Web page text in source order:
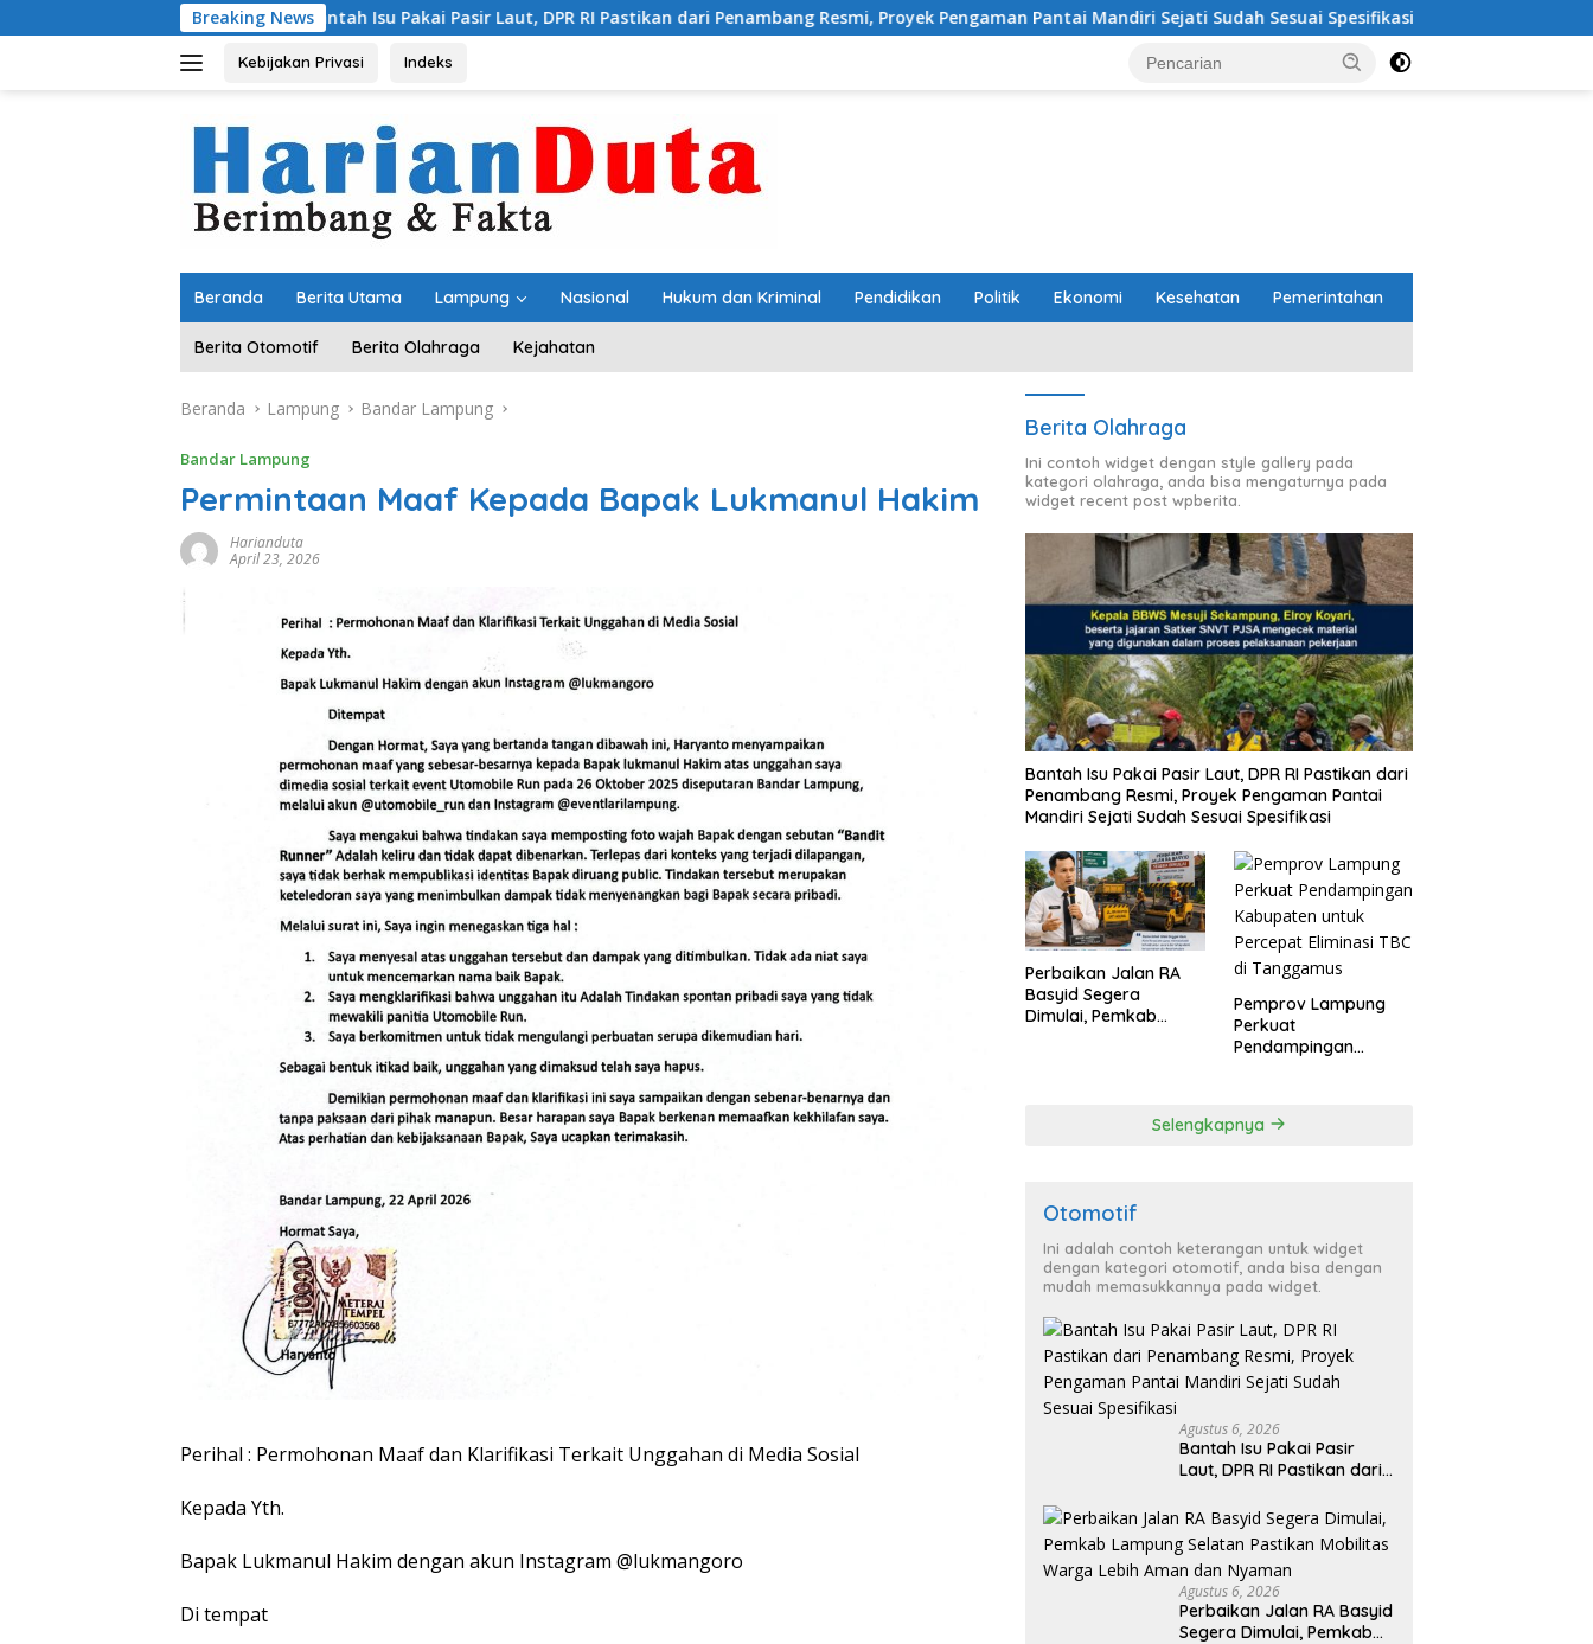
ke
Breaking News
Bantah Isu Pakai Pasir Laut, DPR RI Pastikan dari Penambang Resmi, Proyek Pengaman Pantai Mandiri Sejati Sudah Sesuai Spesifikasi Perbaikan Jalan RA Basyid
Kebijakan Privasi Indeks
Beranda Berita Utama Lampung Nasional Hukum dan Kriminal Pendidikan Politik Ekonomi Kesehatan Pemerintahan
Berita Otomotif Berita Olahraga Kejahatan
Beranda Lampung Bandar Lampung
Bandar Lampung
Permintaan Maaf Kepada Bapak Lukmanul Hakim
Harianduta
April 23, 2026
Perihal : Permohonan Maaf dan Klarifikasi Terkait Unggahan di Media Sosial
Kepada Yth.
Bapak Lukmanul Hakim dengan akun Instagram @lukmangoro
Di tempat
Berita Olahraga
Ini contoh widget dengan style gallery pada
kategori olahraga, anda bisa mengaturnya pada
widget recent post wpberita.
Bantah Isu Pakai Pasir Laut, DPR RI Pastikan dari
Penambang Resmi, Proyek Pengaman Pantai
Mandiri Sejati Sudah Sesuai Spesifikasi
Perbaikan Jalan RA
Basyid Segera
Dimulai, Pemkab
Pemprov Lampung
Perkuat
Pendampingan
Selengkapnya
Otomotif
Ini adalah contoh keterangan untuk widget
dengan kategori otomotif, anda bisa dengan
mudah memasukkannya pada widget.
Agustus 6, 2026
Bantah Isu Pakai Pasir
Laut, DPR RI Pastikan dari
Pengaman Pantai Mandiri
Sejati Sudah Sesuai
Spesifikasi
Agustus 6, 2026
Perbaikan Jalan RA Basyid
Segera Dimulai, Pemkab